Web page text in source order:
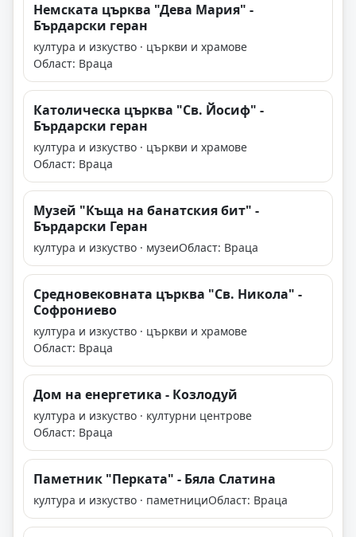
Немската църква "Дева Мария" -
Бърдарски геран
култура и изкуство · църкви и храмове
Област: Враца
Католическа църква "Св. Йосиф" -
Бърдарски геран
култура и изкуство · църкви и храмове
Област: Враца
Музей "Къща на банатския бит" -
Бърдарски Геран
култура и изкуство · музеиОбласт: Враца
Средновековната църква "Св. Никола" -
Софрониево
култура и изкуство · църкви и храмове
Област: Враца
Дом на енергетика - Козлодуй
култура и изкуство · културни центрове
Област: Враца
Паметник "Перката" - Бяла Слатина
култура и изкуство · паметнициОбласт: Враца